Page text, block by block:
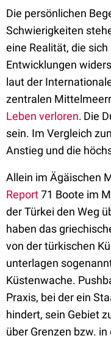
Die persönlichen
Schwierigkeiten
eine Realität, die
Entwicklungen
laut der
zentralen
Leben verloren. Die
sein. Im Vergleich
Anstieg und die
Allein im Ägäischen
Report71 Boote im
der Türkei den Weg
haben das
von der türkischen
unterlagen
Küstenwache.
Praxis, bei der ein
hindert, sein Gebiet
über Grenzen bzw.